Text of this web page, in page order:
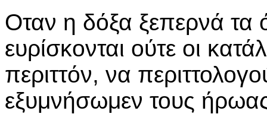
Οταν η δόξα ξεπερνά τα
ευρίσκονται ούτε οι
περιττόν, να
εξυμνήσωμεν τους